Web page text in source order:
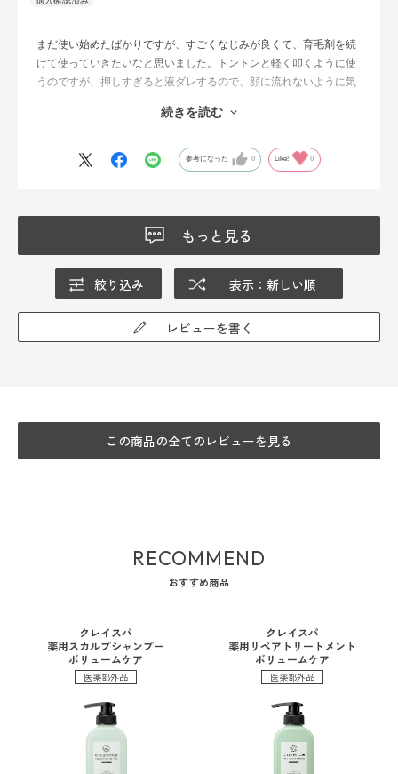
まだ使い始めたばかりですが、すごくなじみが良くて、育毛剤を続
けて使っていきたいなと思いました。トントンと軽く叩くように使
うのですが、押しすぎると液ダレするので、顔に流れないように気
せずにサラサラしていて、気持ちいいです。
続きを読む
参考になった 0 Like! 0
もっと見る
絞り込み 表示：新しい順
レビューを書く
この商品の全てのレビューを見る
RECOMMEND
おすすめ商品
クレイスパ
薬用スカルプシャンプー
ボリュームケア
医薬部外品
クレイスパ
薬用リペアトリートメント
ボリュームケア
医薬部外品